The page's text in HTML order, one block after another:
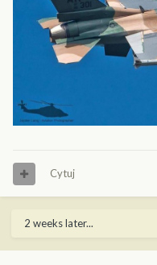
Cytuj
2 weeks later...